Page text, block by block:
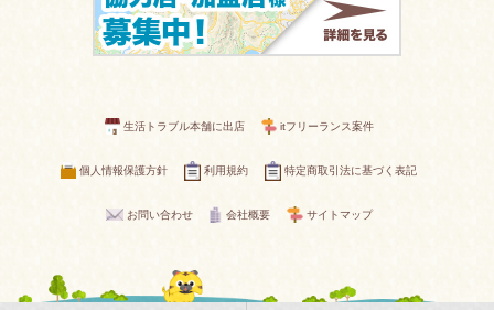
生活トラブル本舗に出店 itフリーランス案件
個人情報保護方針 利用規約 特定商取引法に基づく表記
お問い合わせ 会社概要 サイトマップ